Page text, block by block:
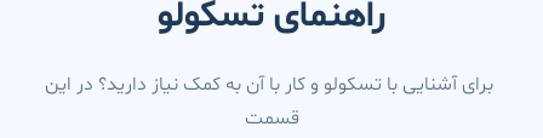
راهنمای تسکولو
برای آشنایی با تسکولو و کار با آن به کمک نیاز دارید؟ در این
قسمت